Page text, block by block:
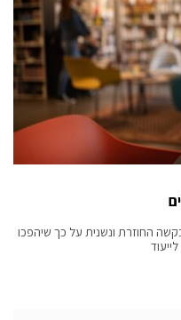
החוזרת ונשנית על כך שיהפכו